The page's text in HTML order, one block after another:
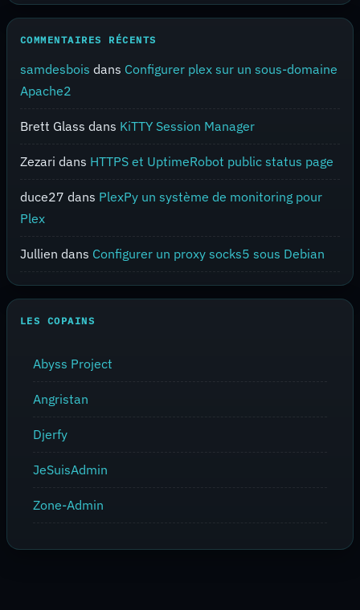
COMMENTAIRES RÉCENTS
samdesbois dans Configurer plex sur un sous-domaine
Apache2
Brett Glass dans KiTTY Session Manager
Zezari dans HTTPS et UptimeRobot public status page
duce27 dans PlexPy un système de monitoring pour
Plex
Jullien dans Configurer un proxy socks5 sous Debian
LES COPAINS
Abyss Project
Angristan
Djerfy
JeSuisAdmin
Zone-Admin